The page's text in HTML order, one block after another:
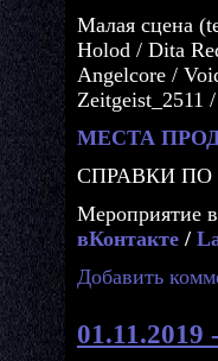
Малая сцена
Holod / Dita
Angelcore /
Zeitgeist_2511
МЕСТА
СПРАВКИ ПО
Мероприятие
вКонтакте /
Добавить
01.11.2019